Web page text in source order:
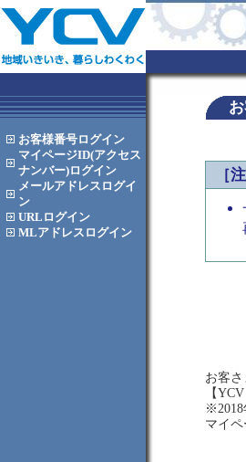
お客様番号ログイン
マイページID(アクセス
ナンバー)ログイン
メールアドレス ログイ
ン
URL ログイン
MLアドレス ログイン
［
お客
【
※2018
マイ